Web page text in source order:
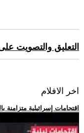
التعليق والتصويت
اخر الافلام
.. 5 اقتحامات إسرائيلية